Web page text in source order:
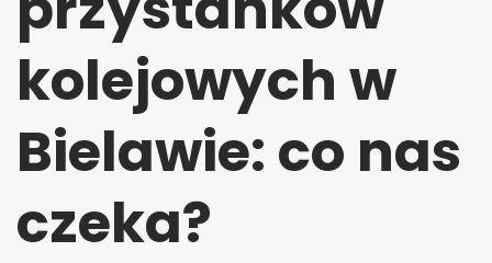
kolejowych w
Bielawie: co nas
czeka?